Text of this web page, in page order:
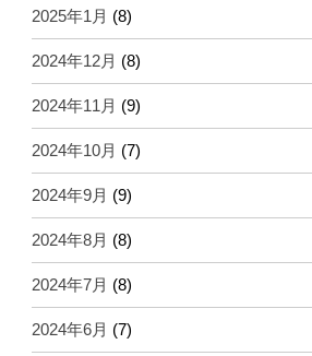
2025年1月 (8)
2024年12月 (8)
2024年11月 (9)
2024年10月 (7)
2024年9月 (9)
2024年8月 (8)
2024年7月 (8)
2024年6月 (7)